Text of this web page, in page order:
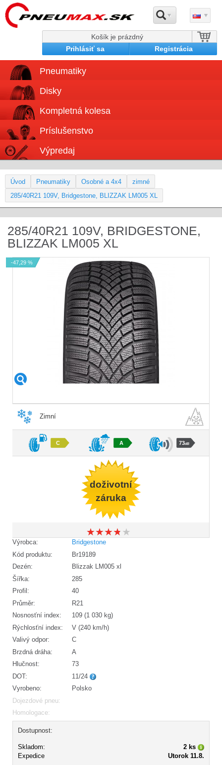
Košík je prázdný
Prihlásiť sa
Registrácia
Pneumatiky
Disky
Kompletná kolesa
Príslušenstvo
Výpredaj
Úvod Pneumatiky Osobné a 4x4
zimné
285/40R21 109V, Bridgestone, BLIZZAK LM005 XL
285/40R21 109V, BRIDGESTONE,
BLIZZAK LM005 XL
-47,29 %
Zimní
C A 73dB
doživotní
záruka
★★★★★
★★★★★
Výrobca:
Bridgestone
Kód produktu:
Br19189
Dezén:
Blizzak LM005 xl
Šířka:
285
Profil:
40
Průměr:
R21
Nosnosťní index:
109 (1 030 kg)
Rýchlosťní index:
V (240 km/h)
Valivý odpor:
C
Brzdná dráha:
A
Hlučnost:
73
DOT:
11/24
Vyrobeno:
Polsko
Dojezdové pneu:
Homologace:
Dostupnost:
Skladom:
2 ks
Expedice
Utorok 11.8.